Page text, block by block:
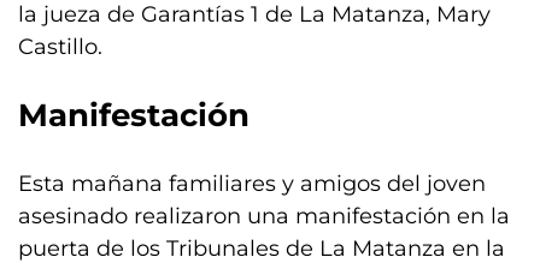
la jueza de Garantías 1 de La Matanza, Mary
Castillo.
Manifestación
Esta mañana familiares y amigos del joven
asesinado realizaron una manifestación en la
puerta de los Tribunales de La Matanza en la